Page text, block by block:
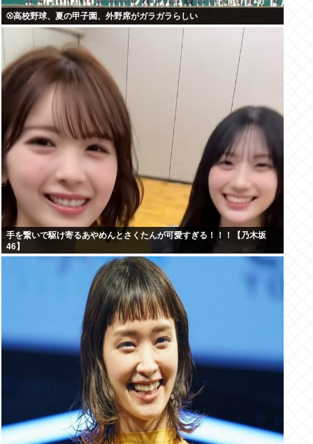
⚾高校野球、夏の甲子園、外野席がガラガラらしい
手を繋いで駆け寄るあやめんとさくたんが可愛すぎる！！！【乃木坂
46】